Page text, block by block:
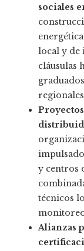
sociales
local y de
cláusulas
y centros
técnicos
Alianzas